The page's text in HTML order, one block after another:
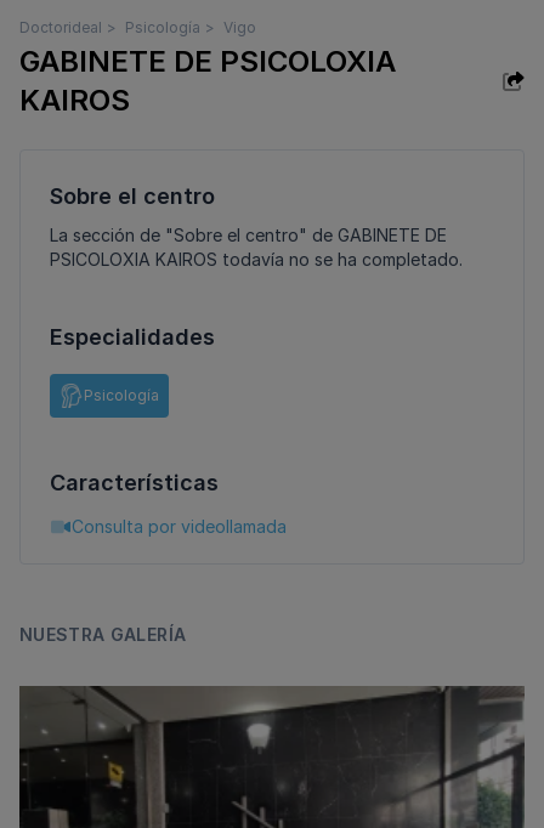
Doctorideal Psicología Vigo
GABINETE DE PSICOLOXIA
KAIROS
Sobre el centro
La sección de "Sobre el centro" de GABINETE DE
PSICOLOXIA KAIROS todavía no se ha completado.
Especialidades
Psicología
Características
Consulta por videollamada
NUESTRA GALERÍA